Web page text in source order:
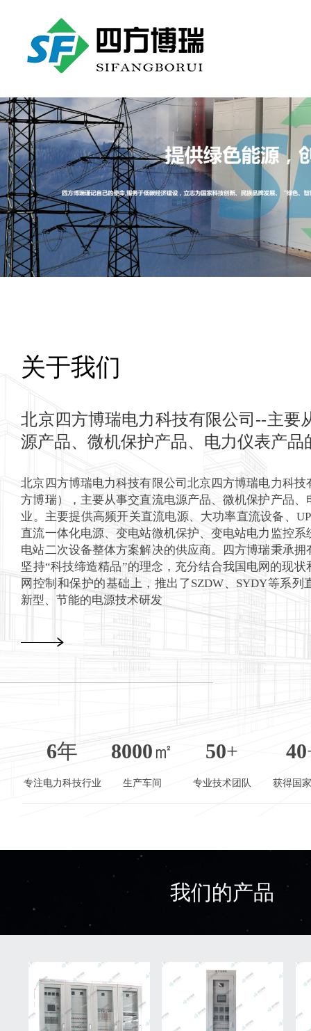
四方博瑞
了解更多>
关于我们
北京四方博瑞电力科技有限公司--主要
源产品、微机保护产品、电力仪表产品
北京四方博瑞电力科技有限公司北京四方博瑞电力科技
方博瑞），主要从事交直流电源产品、微机保护产品、
业。主要提供高频开关直流电源、大功率直流设备、
直流一体化电源、变电站微机保护、变电站电力监控系
电站二次设备整体方案解决的供应商。四方博瑞秉承拥
坚持“科技缔造精品”的理念，充分结合我国电网的现状
网控制和保护的基础上，推出了SZDW、SYDY等系列
新型、节能的电源技术研发
6年
专注电力科技行业
8000㎡
生产车间
50+
专业技术团队
40
获得国
我们的产品